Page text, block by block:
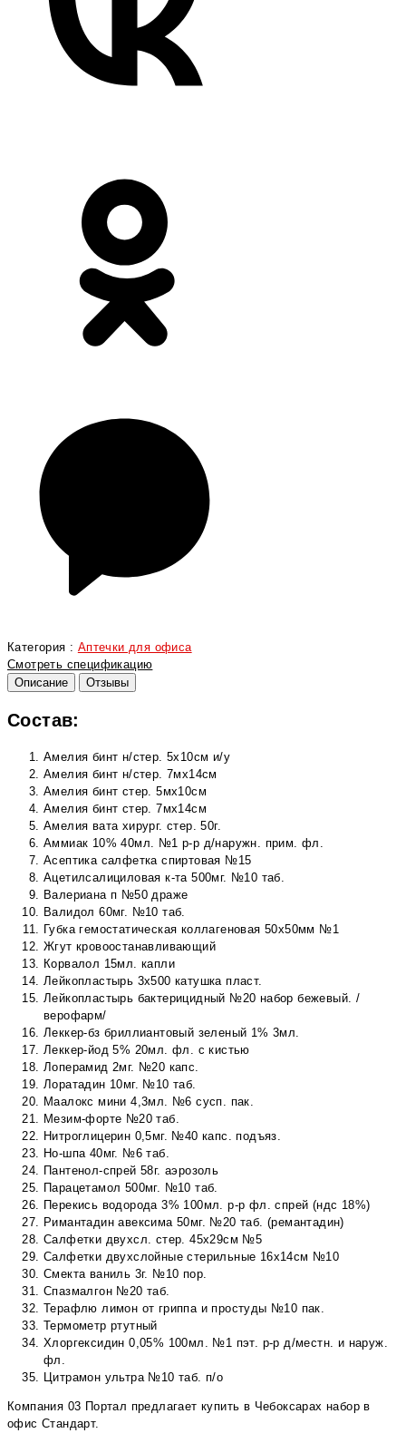
Категория : Аптечки для офиса
Смотреть спецификацию
Описание
Отзывы
Состав:
Амелия бинт н/стер. 5х10см и/у
Амелия бинт н/стер. 7мх14см
Амелия бинт стер. 5мх10см
Амелия бинт стер. 7мх14см
Амелия вата хирург. стер. 50г.
Аммиак 10% 40мл. №1 р-р д/наружн. прим. фл.
Асептика салфетка спиртовая №15
Ацетилсалициловая к-та 500мг. №10 таб.
Валериана п №50 драже
Валидол 60мг. №10 таб.
Губка гемостатическая коллагеновая 50х50мм №1
Жгут кровоостанавливающий
Корвалол 15мл. капли
Лейкопластырь 3х500 катушка пласт.
Лейкопластырь бактерицидный №20 набор бежевый. /
верофарм/
Леккер-бз бриллиантовый зеленый 1% 3мл.
Леккер-йод 5% 20мл. фл. с кистью
Лоперамид 2мг. №20 капс.
Лоратадин 10мг. №10 таб.
Маалокс мини 4,3мл. №6 сусп. пак.
Мезим-форте №20 таб.
Нитроглицерин 0,5мг. №40 капс. подъяз.
Но-шпа 40мг. №6 таб.
Пантенол-спрей 58г. аэрозоль
Парацетамол 500мг. №10 таб.
Перекись водорода 3% 100мл. р-р фл. спрей (ндс 18%)
Римантадин авексима 50мг. №20 таб. (ремантадин)
Салфетки двухсл. стер. 45х29см №5
Салфетки двухслойные стерильные 16х14см №10
Смекта ваниль 3г. №10 пор.
Спазмалгон №20 таб.
Терафлю лимон от гриппа и простуды №10 пак.
Термометр ртутный
Хлоргексидин 0,05% 100мл. №1 пэт. р-р д/местн. и наруж.
фл.
Цитрамон ультра №10 таб. п/о
Компания 03 Портал предлагает купить в Чебоксарах набор в
офис Стандарт.